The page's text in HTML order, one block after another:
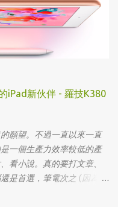
iPad新伙伴 - 羅技K380
願望。不過一直以來一直
一個生產力效率較低的產
看小說。真的要打文章、
是首選，筆電次之 (因為我